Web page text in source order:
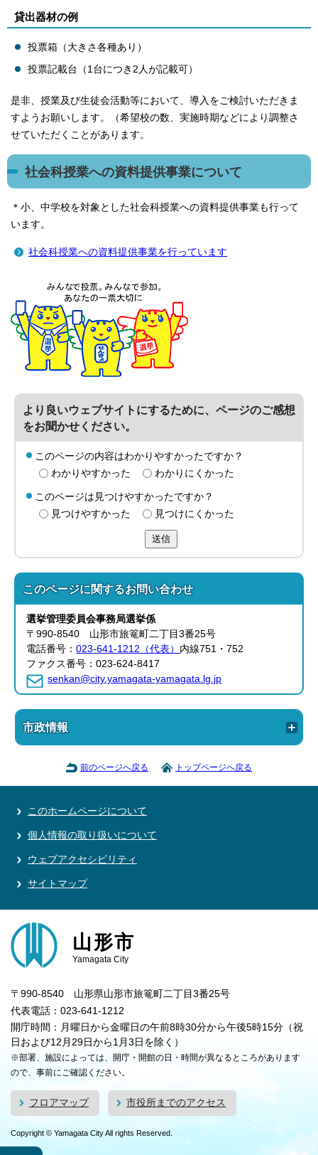
貸出器材の例
投票箱（大きさ各種あり）
投票記載台（1台につき2人が記載可）
是非、授業及び生徒会活動等において、導入をご検討いただきま
すようお願いします。（希望校の数、実施時期などにより調整さ
せていただくことがあります。
社会科授業への資料提供事業について
＊小、中学校を対象とした社会科授業への資料提供事業も行って
います。
社会科授業への資料提供事業を行っています
より良いウェブサイトにするために、ページのご感想
をお聞かせください。
このページの内容はわかりやすかったですか？
わかりやすかった
わかりにくかった
このページは見つけやすかったですか？
見つけやすかった
見つけにくかった
送信
このページに関するお問い合わせ
選挙管理委員会事務局選挙係
〒990-8540 山形市旅篭町二丁目3番25号
電話番号：023-641-1212（代表） 内線751・752
ファクス番号：023-624-8417
senkan@city.yamagata-yamagata.lg.jp
市政情報
前のページへ戻る トップページへ戻る
このホームページについて
個人情報の取り扱いについて
ウェブアクセシビリティ
サイトマップ
山形市
Yamagata City
〒990-8540 山形県山形市旅篭町二丁目3番25号
代表電話：023-641-1212
開庁時間：月曜日から金曜日の午前8時30分から午後5時15分（祝
日および12月29日から1月3日を除く）
※部署、施設によっては、開庁・開館の日・時間が異なるところがあります
ので、事前にご確認ください。
フロアマップ 市役所までのアクセス
Copyright © Yamagata City All rights Reserved.